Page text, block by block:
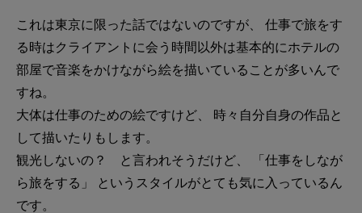
これは東京に限った話ではないのですが、 仕事で旅をす
る時はクライアントに会う時間以外は基本的にホテルの
部屋で音楽をかけながら絵を描いていることが多いんで
すね。
大体は仕事のための絵ですけど、 時々自分自身の作品と
して描いたりもします。
観光しないの？ と言われそうだけど、 「仕事をしなが
ら旅をする」 というスタイルがとても気に入っているん
です。